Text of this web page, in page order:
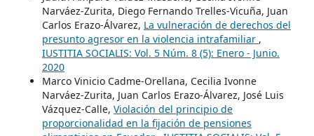
Narváez-Zurita, Diego Fernando Trelles-Vicuña, Juan
Carlos Erazo-Álvarez, La vulneración de derechos del
presunto agresor en la violencia intrafamiliar ,
IUSTITIA SOCIALIS: Vol. 5 Núm. 8 (5): Enero - Junio.
2020
Marco Vinicio Cadme-Orellana, Cecilia Ivonne
Narváez-Zurita, Juan Carlos Erazo-Álvarez, José Luis
Vázquez-Calle, Violación del principio de
proporcionalidad en la fijación de pensiones